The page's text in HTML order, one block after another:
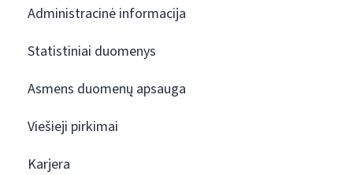
Administracinė informacija
Statistiniai duomenys
Asmens duomenų apsauga
Viešieji pirkimai
Karjera